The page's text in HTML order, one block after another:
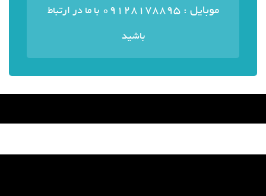
موبایل : ۰۹۱۲۸۱۷۸۸۹۵
با ما در ارتباط
باشید